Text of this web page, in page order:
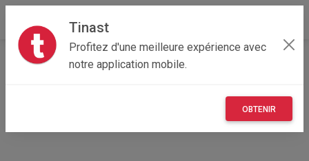
Tinast
Profitez d'une meilleure expérience avec
notre application mobile.
OBTENIR
Accueil Recherche Véhicules